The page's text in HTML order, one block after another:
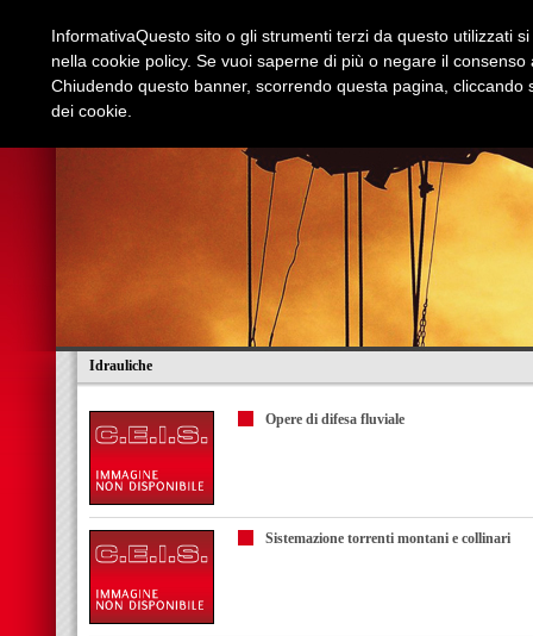
Idrauliche
Opere di difesa fluviale
Sistemazione torrenti montani e collinari
InformativaQuesto sito o gli strumenti terzi da questo utilizzati
nella cookie policy. Se vuoi saperne di più o negare il
Chiudendo questo banner, scorrendo questa pagina,
dei cookie.